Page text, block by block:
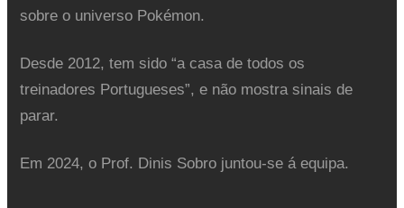
sobre o universo Pokémon.
Desde 2012, tem sido “a casa de todos os
treinadores Portugueses”, e não mostra sinais de
parar.
Em 2024, o Prof. Dinis Sobro juntou-se á equipa.